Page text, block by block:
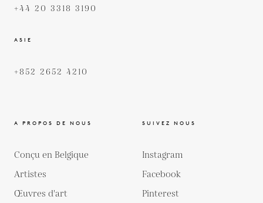
+44 20 3318 3190
ASIE
+852 2652 4210
A PROPOS DE NOUS
Conçu en Belgique
Artistes
Œuvres d'art
SUIVEZ NOUS
Instagram
Facebook
Pinterest